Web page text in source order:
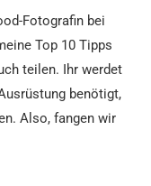
Fotografin bei
Top 10 Tipps
teilen. Ihr werdet
benötigt,
Also, fangen wir